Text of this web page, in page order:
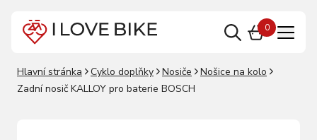
0
Hlavní stránka Cyklo doplňky Nosiče
Nošice na kolo
Zadní nosič KALLOY pro baterie BOSCH